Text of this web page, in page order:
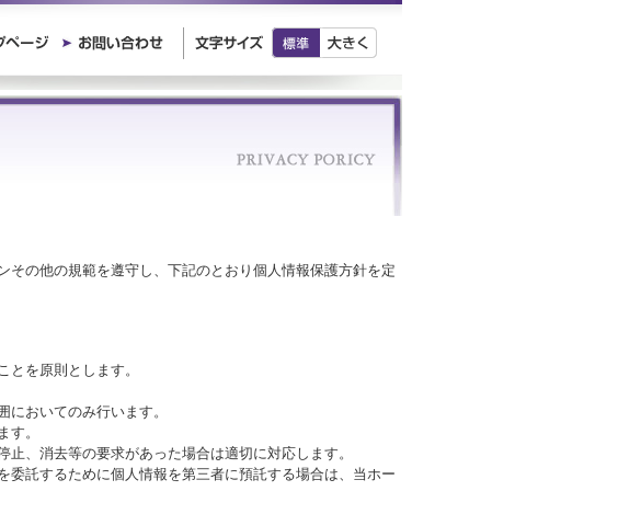
の他の規範を遵守し、下記のとおり個人情報保護方針を定
を原則とします。
おいてのみ行います。
す。
、消去等の要求があった場合は適切に対応します。
託するために個人情報を第三者に預託する場合は、当ホー